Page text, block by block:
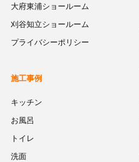
大府東浦ショールーム
刈谷知立ショールーム
プライバシーポリシー
施工事例
キッチン
お風呂
トイレ
洗面